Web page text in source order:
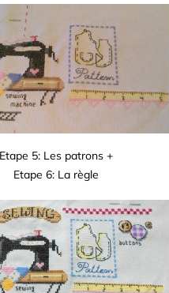
5: Les patrons +
Etape 6: La règle